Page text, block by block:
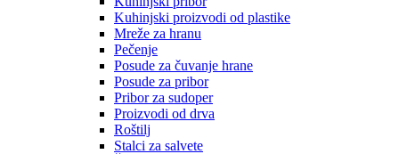
Kuhinjski proizvodi od plastike
Mreže za hranu
Pečenje
Posude za čuvanje hrane
Posude za pribor
Pribor za sudoper
Proizvodi od drva
Roštilj
Stalci za salvete